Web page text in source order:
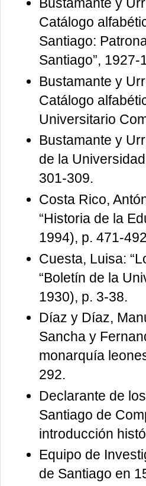
Bustamante y
Catálogo
Santiago:
Santiago”, 1927-
Bustamante y
Catálogo
Universitario
Bustamante y
de la
301-309.
Costa Rico,
“Historia de la
1994), p. 471-
Cuesta, Luisa:
“Boletín de la
1930), p. 3-38.
Díaz y Díaz,
Sancha y
monarquía
292.
Declarante de
Santiago de
introducción
Equipo de
de Santiago en